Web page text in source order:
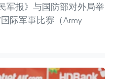
军报》与国防部对外局举
际军事比赛（Army